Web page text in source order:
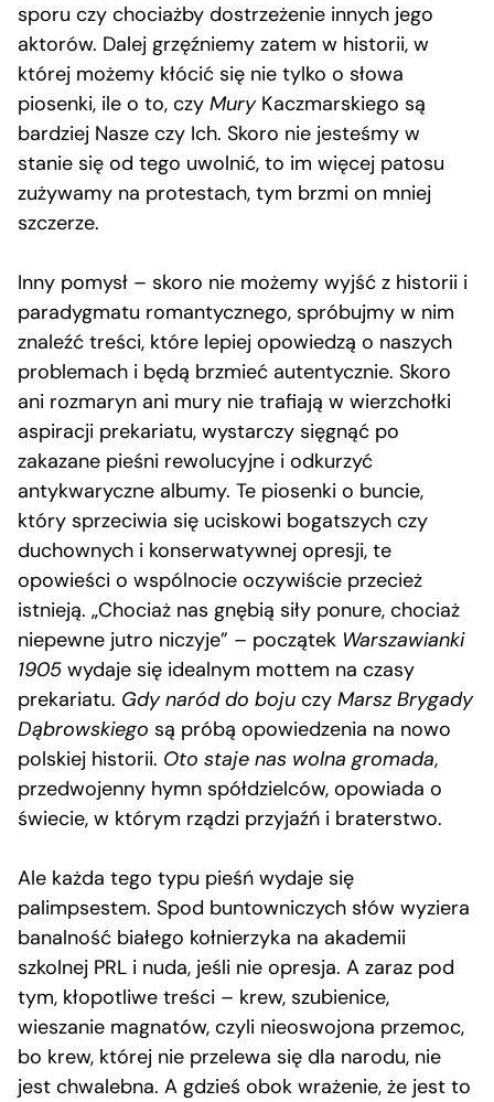
sporu czy chociażby dostrzeżenie innych jego
aktorów. Dalej grzęźniemy zatem w historii, w
której możemy kłócić się nie tylko o słowa
piosenki, ile o to, czy MuryKaczmarskiego są
bardziej Nasze czy Ich. Skoro nie jesteśmy w
stanie się od tego uwolnić, to im więcej patosu
zużywamy na protestach, tym brzmi on mniej
szczerze.
Inny pomysł – skoro nie możemy wyjść z historii i
paradygmatu romantycznego, spróbujmy w nim
znaleźć treści, które lepiej opowiedzą o naszych
problemach i będą brzmieć autentycznie. Skoro
ani rozmaryn ani mury nie trafiają w wierzchołki
aspiracji prekariatu, wystarczy sięgnąć po
zakazane pieśni rewolucyjne i odkurzyć
antykwaryczne albumy. Te piosenki o buncie,
który sprzeciwia się uciskowi bogatszych czy
duchownych i konserwatywnej opresji, te
opowieści o wspólnocie oczywiście przecież
istnieją. „Chociaż nas gnębią siły ponure, chociaż
niepewne jutro niczyje” – początek Warszawianki
1905 wydaje się idealnym mottem na czasy
prekariatu. Gdy naród do boju czy Marsz Brygady
Dąbrowskiego są próbą opowiedzenia na nowo
polskiej historii. Oto staje nas wolna gromada,
przedwojenny hymn spółdzielców, opowiada o
świecie, w którym rządzi przyjaźń i braterstwo.
Ale każda tego typu pieśń wydaje się
palimpsestem. Spod buntowniczych słów wyziera
banalność białego kołnierzyka na akademii
szkolnej PRL i nuda, jeśli nie opresja. A zaraz pod
tym, kłopotliwe treści – krew, szubienice,
wieszanie magnatów, czyli nieoswojona przemoc,
bo krew, której nie przelewa się dla narodu, nie
jest chwalebna. A gdzieś obok wrażenie, że jest to